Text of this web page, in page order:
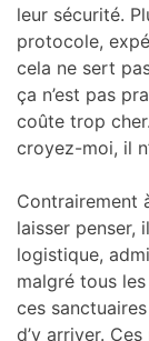
leur sécurité.
protocole,
cela ne sert
ça n’est pas
coûte trop
croyez-moi, il
Contrairement
laisser penser,
logistique,
malgré tous
ces
d’y arriver.